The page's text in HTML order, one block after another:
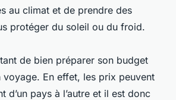
au climat et de prendre des
protéger du soleil ou du froid.
de bien préparer son budget
En effet, les prix peuvent
d’un pays à l’autre et il est donc